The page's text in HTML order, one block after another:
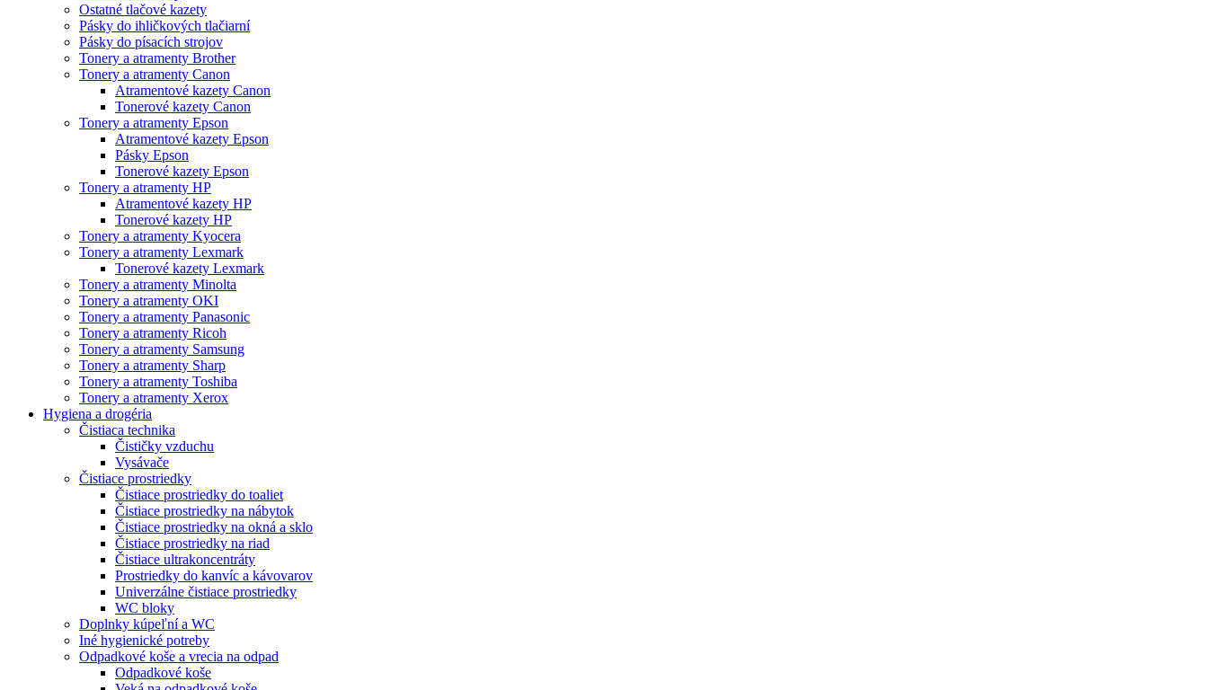
Ostatné tlačové kazety
Pásky do ihličkových tlačiarní
Pásky do písacích strojov
Tonery a atramenty Brother
Tonery a atramenty Canon
Atramentové kazety Canon
Tonerové kazety Canon
Tonery a atramenty Epson
Atramentové kazety Epson
Pásky Epson
Tonerové kazety Epson
Tonery a atramenty HP
Atramentové kazety HP
Tonerové kazety HP
Tonery a atramenty Kyocera
Tonery a atramenty Lexmark
Tonerové kazety Lexmark
Tonery a atramenty Minolta
Tonery a atramenty OKI
Tonery a atramenty Panasonic
Tonery a atramenty Ricoh
Tonery a atramenty Samsung
Tonery a atramenty Sharp
Tonery a atramenty Toshiba
Tonery a atramenty Xerox
Hygiena a drogéria
Čistiaca technika
Čističky vzduchu
Vysávače
Čistiace prostriedky
Čistiace prostriedky do toaliet
Čistiace prostriedky na nábytok
Čistiace prostriedky na okná a sklo
Čistiace prostriedky na riad
Čistiace ultrakoncentráty
Prostriedky do kanvíc a kávovarov
Univerzálne čistiace prostriedky
WC bloky
Doplnky kúpeľní a WC
Iné hygienické potreby
Odpadkové koše a vrecia na odpad
Odpadkové koše